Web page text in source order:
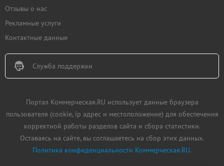
Добавить
Отзывы о нас
Рекламные услуги
Контактные данные
Служба поддержки
Портал Коммерческая.RU использует данные браузера
пользователя (cookie, ip адрес и местоположение) для обеспечения
корректной работы разделов сайта и сбора статистики.
Оставаясь на сайте, вы соглашаетесь на сбор этих данных.
Политика конфиденциальности Коммерческая.RU.